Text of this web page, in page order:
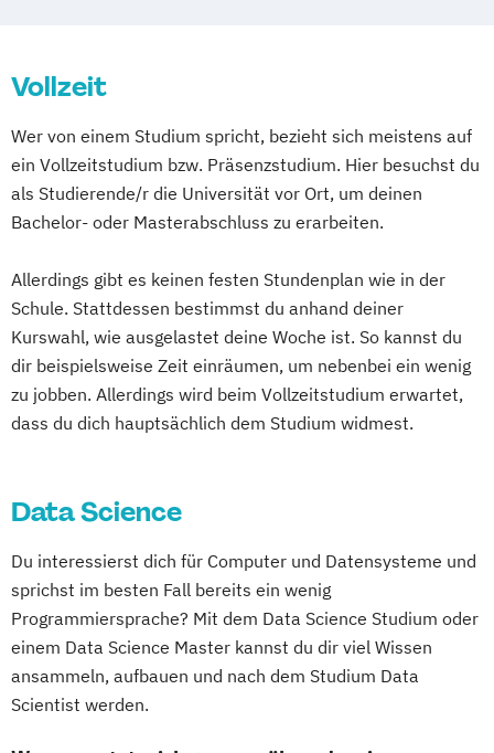
Vollzeit
Wer von einem Studium spricht, bezieht sich meistens auf
ein Vollzeitstudium bzw. Präsenzstudium. Hier besuchst du
als Studierende/r die Universität vor Ort, um deinen
Bachelor- oder Masterabschluss zu erarbeiten.
Allerdings gibt es keinen festen Stundenplan wie in der
Schule. Stattdessen bestimmst du anhand deiner
Kurswahl, wie ausgelastet deine Woche ist. So kannst du
dir beispielsweise Zeit einräumen, um nebenbei ein wenig
zu jobben. Allerdings wird beim Vollzeitstudium erwartet,
dass du dich hauptsächlich dem Studium widmest.
Data Science
Du interessierst dich für Computer und Datensysteme und
sprichst im besten Fall bereits ein wenig
Programmiersprache? Mit dem Data Science Studium oder
einem Data Science Master kannst du dir viel Wissen
ansammeln, aufbauen und nach dem Studium Data
Scientist werden.